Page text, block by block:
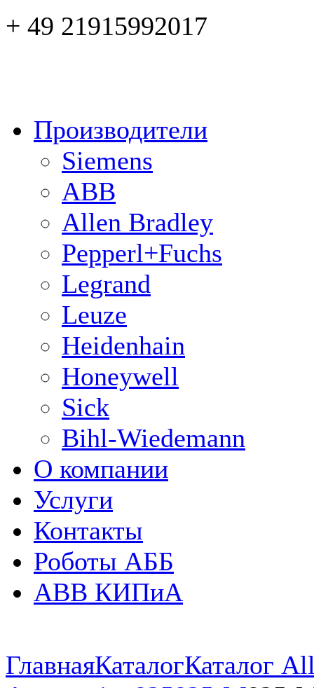
+ 49 21915992017
Производители
Siemens
ABB
Allen Bradley
Pepperl+Fuchs
Legrand
Leuze
Heidenhain
Honeywell
Sick
Bihl-Wiedemann
О компании
Услуги
Контакты
Роботы АББ
ABB КИПиА
ГлавнаяКаталогКаталог